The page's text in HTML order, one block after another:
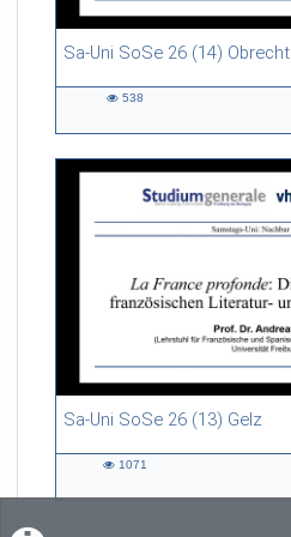
Sa-Uni SoSe 26 (14) Obrecht
46:53 duration
538
Sa-Uni SoSe 26 (13) Gelz
55:13 duration
1071